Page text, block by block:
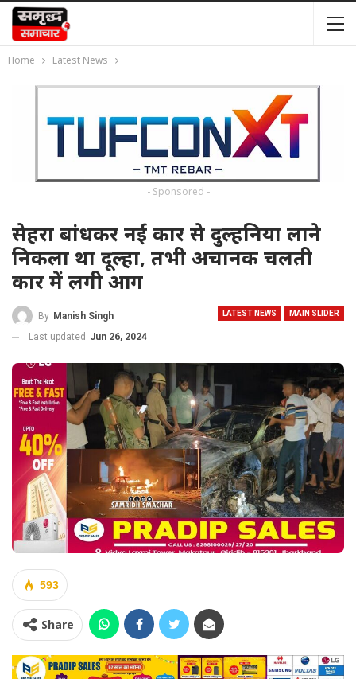
Home Latest News
- Sponsored -
सेहरा बांधकर नई कार से दुल्हनिया लाने
निकला था दूल्हा, तभी अचानक चलती
कार में लगी आग
LATEST NEWS MAIN SLIDER
By Manish Singh
Last updated Jun 26, 2024
593
Share